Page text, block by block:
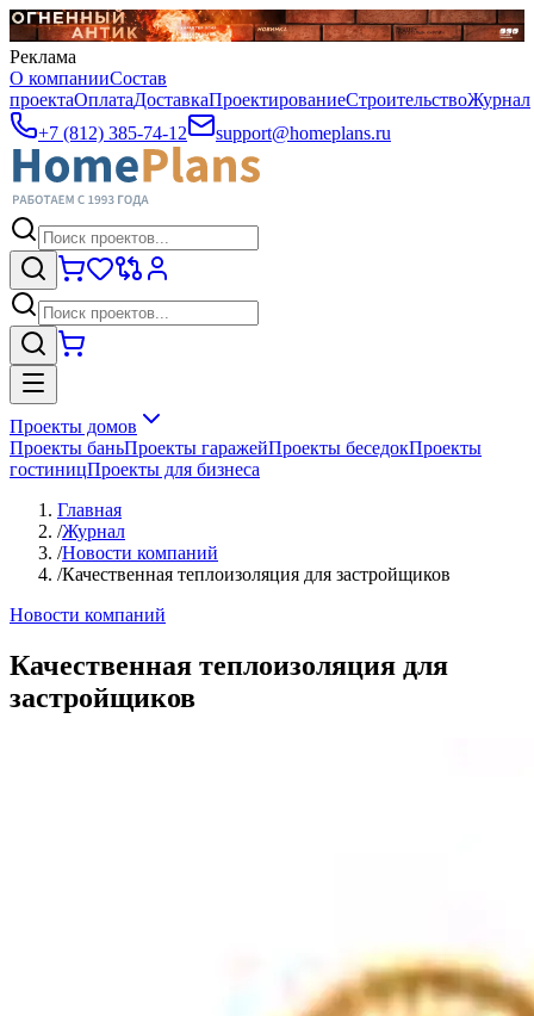
Реклама
О компанииСостав
проектаОплатаДоставкаПроектированиеСтроительствоЖурнал
+7 (812) 385-74-12
support@homeplans.ru
Проекты домов
Проекты баньПроекты гаражейПроекты беседокПроекты
гостиницПроекты для бизнеса
Главная
/Журнал
/Новости компаний
/Качественная теплоизоляция для застройщиков
Новости компаний
Качественная теплоизоляция для
застройщиков